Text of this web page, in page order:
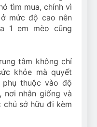
tìm mua, chính vì
mức độ cao nên
1 em mèo cũng
tâm không chỉ
khỏe mà quyết
thuộc vào độ
nơi nhân giống và
sở hữu đi kèm